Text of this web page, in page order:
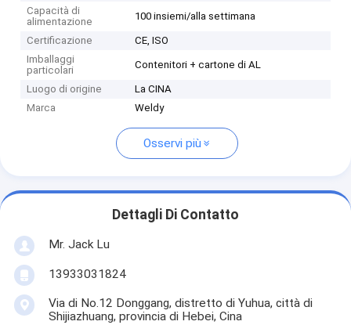
Capacità di
alimentazione
100 insiemi/alla settimana
Certificazione
CE, ISO
Imballaggi
particolari
Contenitori + cartone di AL
Luogo di origine
La CINA
Marca
Weldy
Osservi più
Dettagli Di Contatto
Mr. Jack Lu
13933031824
Via di No.12 Donggang, distretto di Yuhua, città di
Shijiazhuang, provincia di Hebei, Cina